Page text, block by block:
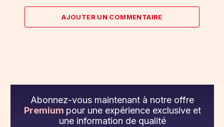
AJOUTER UN COMMENTAIRE
Abonnez-vous maintenant à notre offre
Premium pour une expérience exclusive et
une information de qualité